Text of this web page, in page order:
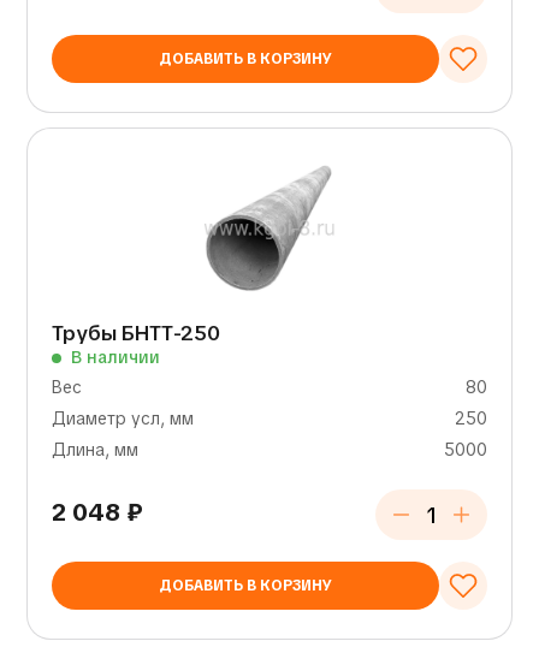
ДОБАВИТЬ В КОРЗИНУ
Трубы БНТТ-250
В наличии
Вес
80
Диаметр усл, мм
250
Длина, мм
5000
2 048 ₽
ДОБАВИТЬ В КОРЗИНУ